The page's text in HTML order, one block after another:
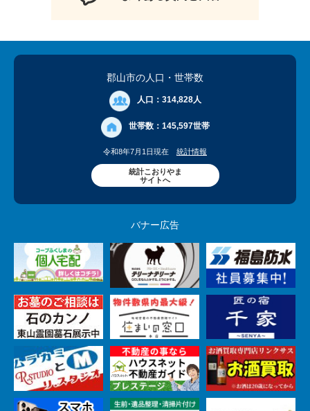
郡山市の人口 ・世帯数
人口： 314,828人
世帯数： 145,597世帯
令和8年7月1日現在 統計情報
統計こおりやま
サイトへ
バナー広告